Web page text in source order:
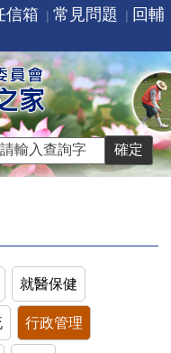
信箱 常見問題
回輔
就醫保健
行政管理